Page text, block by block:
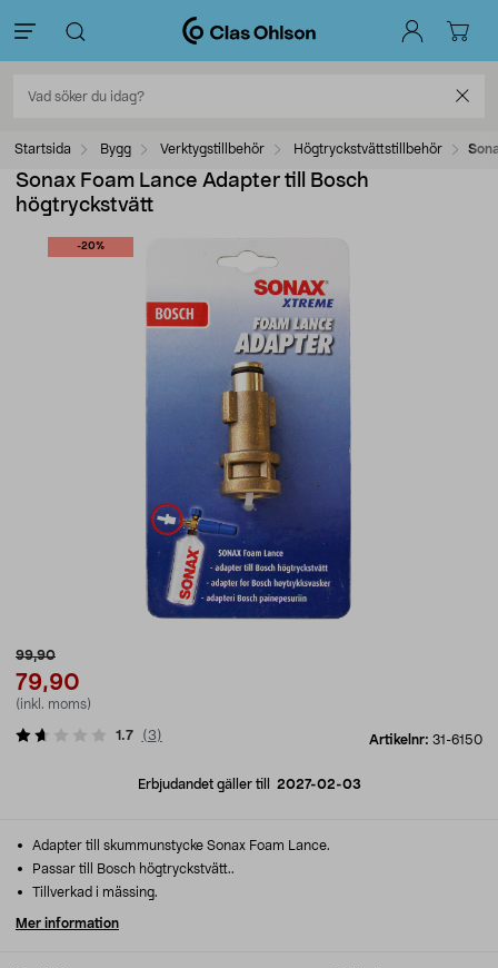
Startsida Bygg Verktygstillbehör Högtryckstvättstillbehör
Sonax Foam Lance Adapter till Bosch
högtryckstvätt
-20%
99,90
79,90
(inkl. moms)
Artikelnr: 31-6150
1.7 (3)
Erbjudandet gäller till 2027-02-03
Adapter till skummunstycke Sonax Foam Lance.
Passar till Bosch högtryckstvätt..
Tillverkad i mässing.
Mer information